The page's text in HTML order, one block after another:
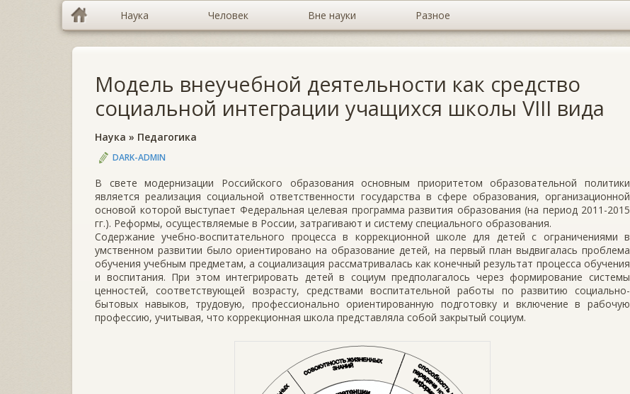
Наука Человек Вне науки Разное
Модель внеучебной деятельности как средство
социальной интеграции учащихся школы VIII вида
Наука » Педагогика
DARK-ADMIN
В свете модернизации Российского образования основным приоритетом образовательной политики
является реализация социальной ответственности государства в сфере образования, организационной
основой которой выступает Федеральная целевая программа развития образования (на период 2011-2015
гг.). Реформы, осуществляемые в России, затрагивают и систему специального образования.
Содержание учебно-воспитательного процесса в коррекционной школе для детей с ограничениями в
умственном развитии было ориентировано на образование детей, на первый план выдвигалась проблема
обучения учебным предметам, а социализация рассматривалась как конечный результат процесса обучения
и воспитания. При этом интегрировать детей в социум предполагалось через формирование системы
ценностей, соответствующей возрасту, средствами воспитательной работы по развитию социально-
бытовых навыков, трудовую, профессионально ориентированную подготовку и включение в рабочую
профессию, учитывая, что коррекционная школа представляла собой закрытый социум.